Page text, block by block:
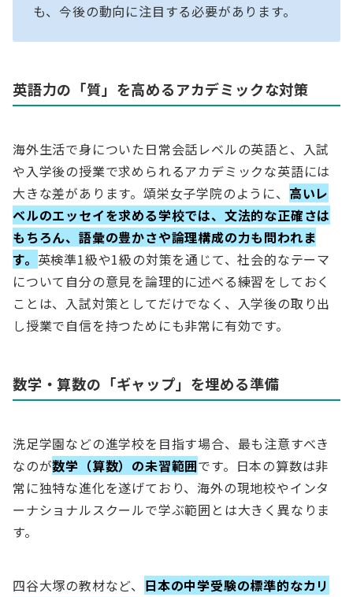
も、今後の動向に注目する必要があります。
英語力の「質」を高めるアカデミックな対策
海外生活で身についた日常会話レベルの英語と、入試
や入学後の授業で求められるアカデミックな英語には
大きな差があります。頌栄女子学院のように、 高いレ
ベルのエッセイを求める学校では、文法的な正確さは
もちろん、語彙の豊かさや論理構成の力も問われま
す。 英検準1級や1級の対策を通じて、社会的なテーマ
について自分の意見を論理的に述べる練習をしておく
ことは、入試対策としてだけでなく、入学後の取り出
し授業で自信を持つためにも非常に有効です。
数学・算数の「ギャップ」を埋める準備
洗足学園などの進学校を目指す場合、最も注意すべき
なのが数学（算数）の未習範囲です。日本の算数は非
常に独特な進化を遂げており、海外の現地校やインタ
ーナショナルスクールで学ぶ範囲とは大きく異なりま
す。
四谷大塚の教材など、 日本の中学受験の標準的なカリ